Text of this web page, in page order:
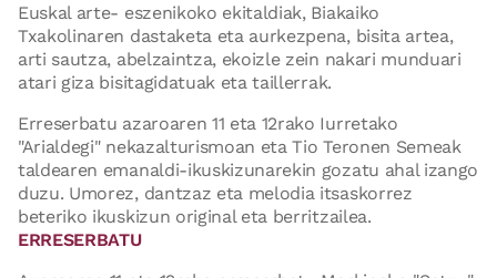
Euskal arte- eszenikoko ekitaldiak, Biakaiko
Txakolinaren dastaketa eta aurkezpena, bisita artea,
arti sautza, abelzaintza, ekoizle zein nakari munduari
atari giza bisitagidatuak eta taillerrak.
Erreserbatu azaroaren 11 eta 12rako Iurretako
"Arialdegi" nekazalturismoan eta Tio Teronen Semeak
taldearen emanaldi-ikuskizunarekin gozatu ahal izango
duzu. Umorez, dantzaz eta melodia itsaskorrez
beteriko ikuskizun original eta berritzailea.
ERRESERBATU